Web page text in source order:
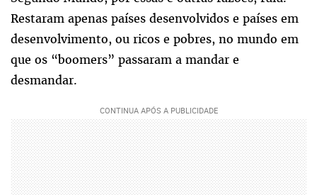
Restaram apenas países desenvolvidos e países em
desenvolvimento, ou ricos e pobres, no mundo em
que os “boomers” passaram a mandar e
desmandar.